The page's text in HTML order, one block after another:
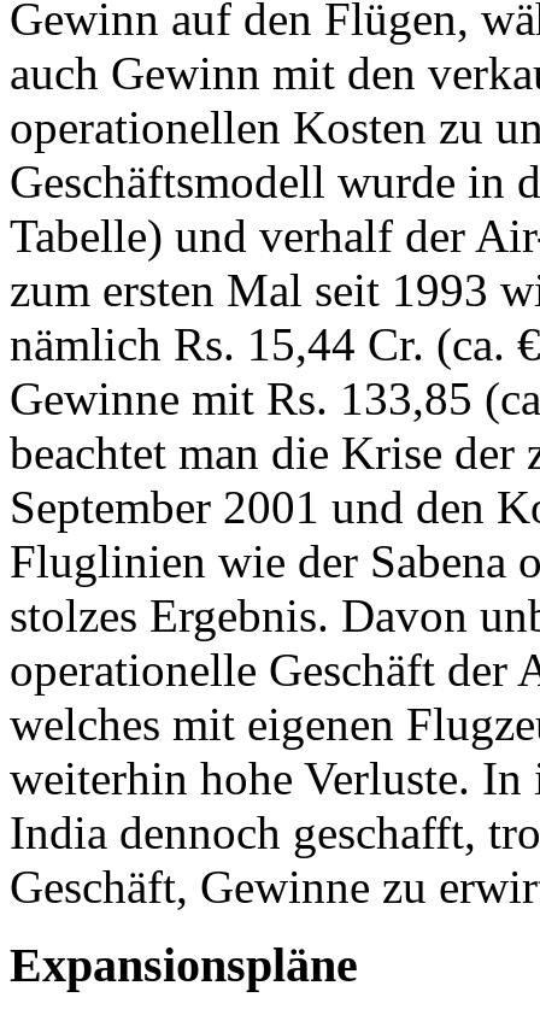
Gewinn auf den Flügen,
auch Gewinn mit den
operationellen Kosten zu
Geschäftsmodell wurde in
Tabelle) und verhalf der
zum ersten Mal seit 1993
nämlich Rs. 15,44 Cr. (ca.
Gewinne mit Rs. 133,85
beachtet man die Krise
September 2001 und den
Fluglinien wie der Sabena
stolzes Ergebnis. Davon
operationelle Geschäft der
welches mit eigenen
weiterhin hohe Verluste.
India dennoch geschafft,
Geschäft, Gewinne zu
Expansionspläne